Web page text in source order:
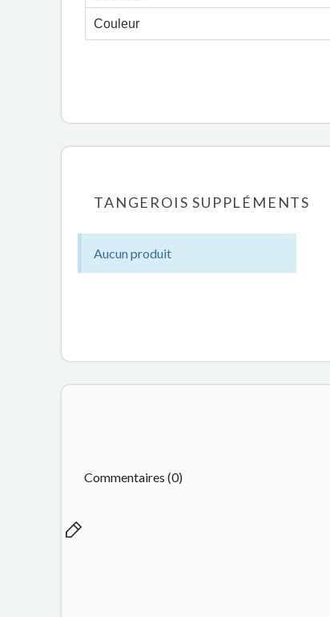
Couleur
TANGEROIS SUPPLÉMENTS
Aucun produit
Commentaires (0)